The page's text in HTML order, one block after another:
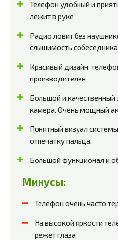
Телефон удобный и
лежит в руке
Радио ловит без
слышимость собеседника
Красивый дизайн,
производителен
Большой и качественный
камера. Очень мощный
Понятный визуал
отпечатку пальца.
Большой функционал и
Минусы:
Телефон очень часто
На высокой яркости
режет глаза